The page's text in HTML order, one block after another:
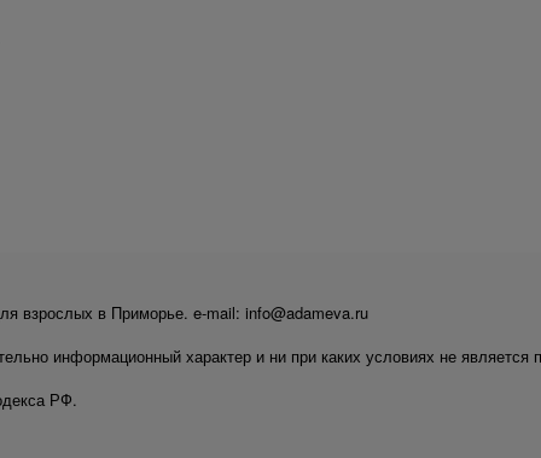
взрослых в Приморье. e-mail: info@adameva.ru
информационный характер и ни при каких условиях не является
РФ.